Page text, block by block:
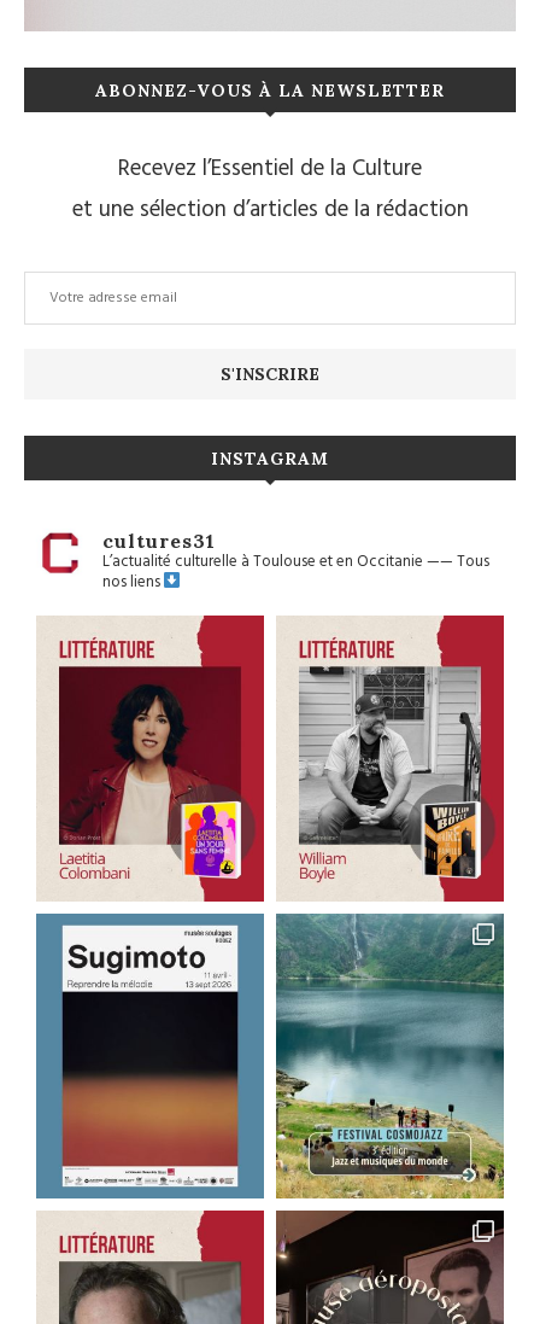
ABONNEZ-VOUS À LA NEWSLETTER
Recevez l’Essentiel de la Culture
et une sélection d’articles de la rédaction
INSTAGRAM
cultures31
L’actualité culturelle à Toulouse et en Occitanie——Tous
nos liens